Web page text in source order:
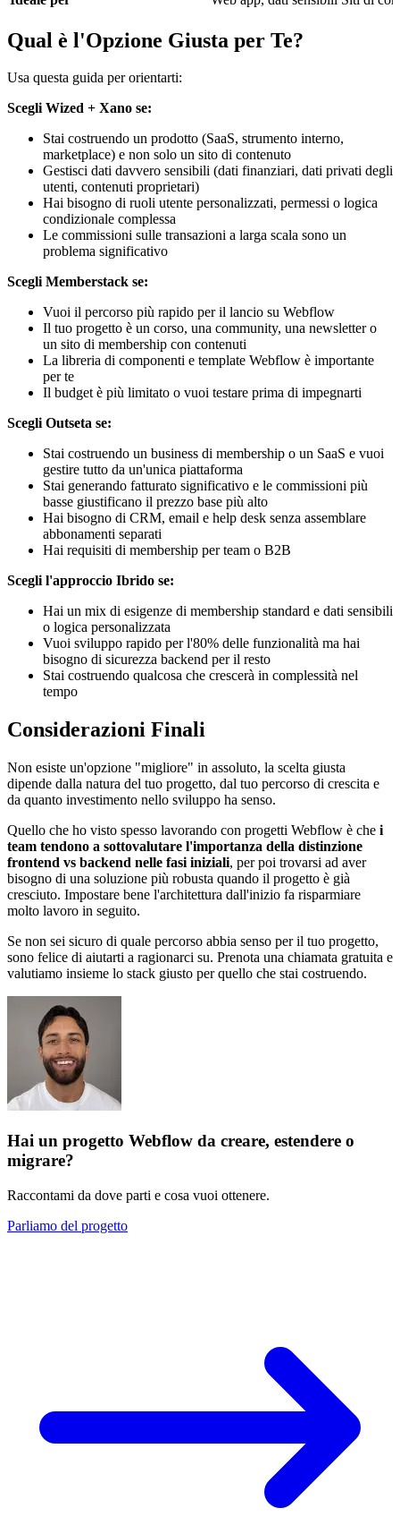
Qual è l'Opzione Giusta per Te?
Usa questa guida per orientarti:
Scegli Wized + Xano se:
Stai costruendo un prodotto (SaaS, strumento interno,
marketplace) e non solo un sito di contenuto
Gestisci dati davvero sensibili (dati finanziari, dati privati degli
utenti, contenuti proprietari)
Hai bisogno di ruoli utente personalizzati, permessi o logica
condizionale complessa
Le commissioni sulle transazioni a larga scala sono un
problema significativo
Scegli Memberstack se:
Vuoi il percorso più rapido per il lancio su Webflow
Il tuo progetto è un corso, una community, una newsletter o
un sito di membership con contenuti
La libreria di componenti e template Webflow è importante
per te
Il budget è più limitato o vuoi testare prima di impegnarti
Scegli Outseta se:
Stai costruendo un business di membership o un SaaS e vuoi
gestire tutto da un'unica piattaforma
Stai generando fatturato significativo e le commissioni più
basse giustificano il prezzo base più alto
Hai bisogno di CRM, email e help desk senza assemblare
abbonamenti separati
Hai requisiti di membership per team o B2B
Scegli l'approccio Ibrido se:
Hai un mix di esigenze di membership standard e dati sensibili
o logica personalizzata
Vuoi sviluppo rapido per l'80% delle funzionalità ma hai
bisogno di sicurezza backend per il resto
Stai costruendo qualcosa che crescerà in complessità nel
tempo
Considerazioni Finali
Non esiste un'opzione "migliore" in assoluto, la scelta giusta
dipende dalla natura del tuo progetto, dal tuo percorso di crescita e
da quanto investimento nello sviluppo ha senso.
Quello che ho visto spesso lavorando con progetti Webflow è che i
team tendono a sottovalutare l'importanza della distinzione
frontend vs backend nelle fasi iniziali, per poi trovarsi ad aver
bisogno di una soluzione più robusta quando il progetto è già
cresciuto. Impostare bene l'architettura dall'inizio fa risparmiare
molto lavoro in seguito.
Se non sei sicuro di quale percorso abbia senso per il tuo progetto,
sono felice di aiutarti a ragionarci su. Prenota una chiamata gratuita e
valutiamo insieme lo stack giusto per quello che stai costruendo.
Hai un progetto Webflow da creare, estendere o
migrare?
Raccontami da dove parti e cosa vuoi ottenere.
Parliamo del progetto